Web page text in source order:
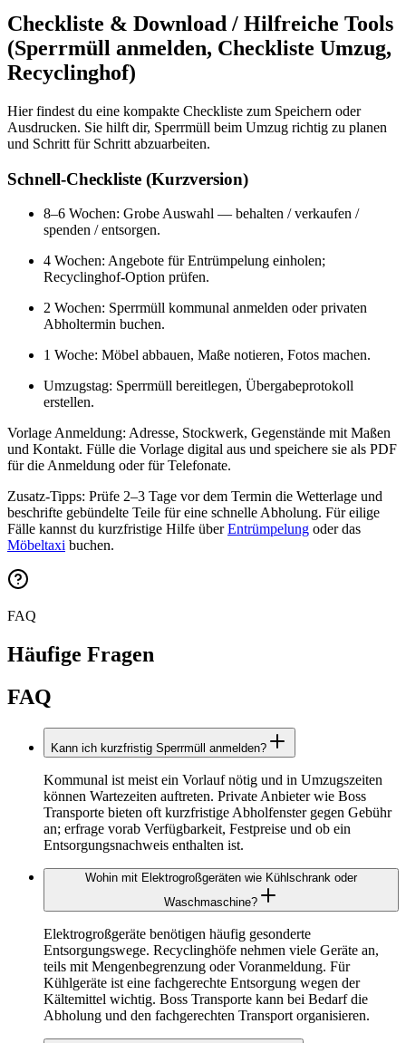
Checkliste & Download / Hilfreiche Tools
(Sperrmüll anmelden, Checkliste Umzug,
Recyclinghof)
Hier findest du eine kompakte Checkliste zum Speichern oder
Ausdrucken. Sie hilft dir, Sperrmüll beim Umzug richtig zu planen
und Schritt für Schritt abzuarbeiten.
Schnell-Checkliste (Kurzversion)
8–6 Wochen: Grobe Auswahl — behalten / verkaufen /
spenden / entsorgen.
4 Wochen: Angebote für Entrümpelung einholen;
Recyclinghof-Option prüfen.
2 Wochen: Sperrmüll kommunal anmelden oder privaten
Abholtermin buchen.
1 Woche: Möbel abbauen, Maße notieren, Fotos machen.
Umzugstag: Sperrmüll bereitlegen, Übergabeprotokoll
erstellen.
Vorlage Anmeldung: Adresse, Stockwerk, Gegenstände mit Maßen
und Kontakt. Fülle die Vorlage digital aus und speichere sie als PDF
für die Anmeldung oder für Telefonate.
Zusatz-Tipps: Prüfe 2–3 Tage vor dem Termin die Wetterlage und
beschrifte gebündelte Teile für eine schnelle Abholung. Für eilige
Fälle kannst du kurzfristige Hilfe überEntrümpelung oder das
Möbeltaxi buchen.
FAQ
Häufige Fragen
FAQ
Kann ich kurzfristig Sperrmüll anmelden?
Kommunal ist meist ein Vorlauf nötig und in Umzugszeiten
können Wartezeiten auftreten. Private Anbieter wie Boss
Transporte bieten oft kurzfristige Abholfenster gegen Gebühr
an; erfrage vorab Verfügbarkeit, Festpreise und ob ein
Entsorgungsnachweis enthalten ist.
Wohin mit Elektrogroßgeräten wie Kühlschrank oder
Waschmaschine?
Elektrogroßgeräte benötigen häufig gesonderte
Entsorgungswege. Recyclinghöfe nehmen viele Geräte an,
teils mit Mengenbegrenzung oder Voranmeldung. Für
Kühlgeräte ist eine fachgerechte Entsorgung wegen der
Kältemittel wichtig. Boss Transporte kann bei Bedarf die
Abholung und den fachgerechten Transport organisieren.